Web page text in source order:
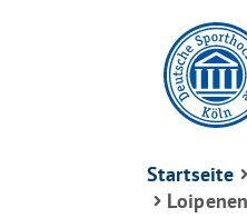
Startseite